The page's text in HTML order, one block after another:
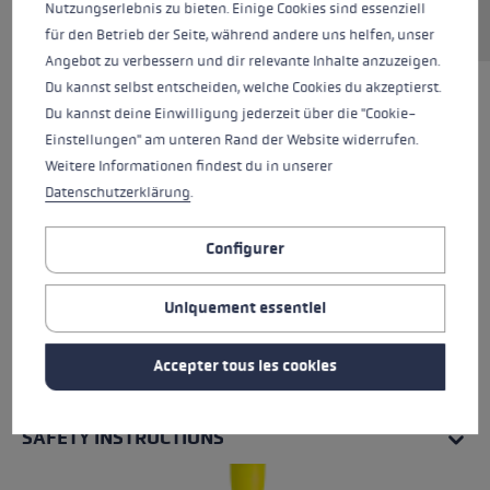
TOUTES LES CARACTÉRISTIQUES
SAFETY INSTRUCTIONS
Nutzungserlebnis zu bieten. Einige Cookies sind essenziell
für den Betrieb der Seite, während andere uns helfen, unser
Angebot zu verbessern und dir relevante Inhalte anzuzeigen.
Du kannst selbst entscheiden, welche Cookies du akzeptierst.
Du kannst deine Einwilligung jederzeit über die "Cookie-
Einstellungen" am unteren Rand der Website widerrufen.
Weitere Informationen findest du in unserer
Datenschutzerklärung.
Configurer
Uniquement essentiel
Accepter tous les cookies